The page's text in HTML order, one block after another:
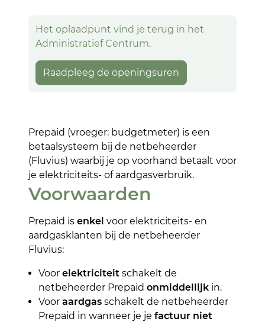
Het oplaadpunt vind je terug in het
Administratief Centrum.
Raadpleeg de openingsuren
Prepaid (vroeger: budgetmeter) is een
betaalsysteem bij de netbeheerder
(Fluvius) waarbij je op voorhand betaalt voor
je elektriciteits- of aardgasverbruik.
Voorwaarden
Prepaid is enkel voor elektriciteits- en
aardgasklanten bij de netbeheerder
Fluvius:
Voor elektriciteit schakelt de
netbeheerder Prepaid onmiddellijk in.
Voor aardgas schakelt de netbeheerder
Prepaid in wanneer je je factuur niet